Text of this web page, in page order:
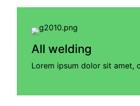
All welding
Lorem ipsum dolor sit amet,